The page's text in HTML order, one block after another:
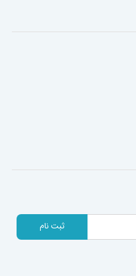
ثبت نام